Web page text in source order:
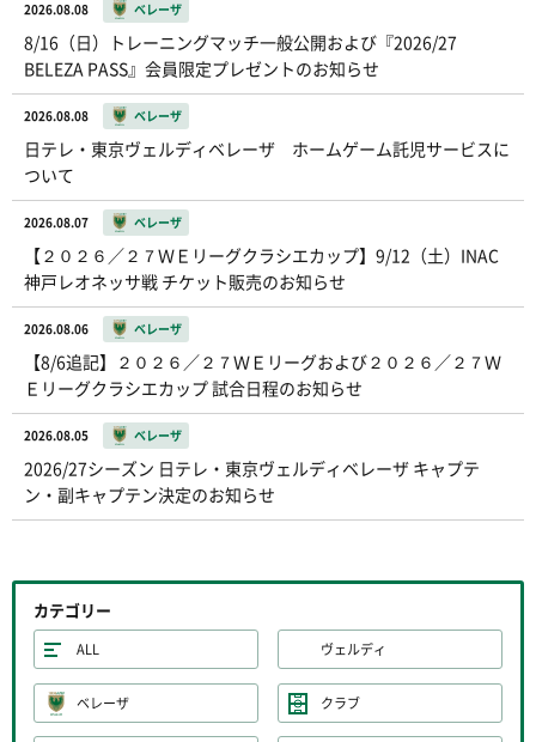
2026.08.08 ベレーザ
8/16（日）トレーニングマッチ一般公開および『2026/27
BELEZA PASS』会員限定プレゼントのお知らせ
2026.08.08 ベレーザ
日テレ・東京ヴェルディベレーザ ホームゲーム託児サービスに
ついて
2026.08.07 ベレーザ
【２０２６／２７ＷＥリーグクラシエカップ】9/12（土）INAC
神戸レオネッサ戦 チケット販売のお知らせ
2026.08.06 ベレーザ
【8/6追記】２０２６／２７ＷＥリーグおよび２０２６／２７Ｗ
Ｅリーグクラシエカップ 試合日程のお知らせ
2026.08.05 ベレーザ
2026/27シーズン 日テレ・東京ヴェルディベレーザ キャプテ
ン・副キャプテン決定のお知らせ
カテゴリー
ALL ヴェルディ
ベレーザ クラブ